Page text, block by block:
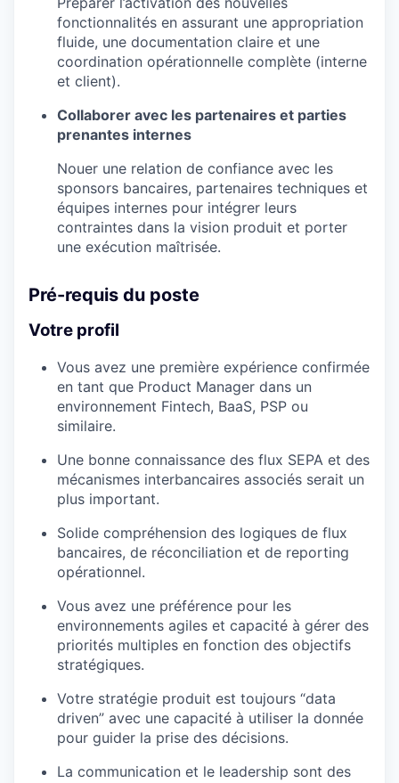
fonctionnalités en assurant une appropriation
fluide, une documentation claire et une
coordination opérationnelle complète (interne
et client).
Collaborer avec les partenaires et parties
prenantes internes
Nouer une relation de confiance avec les
sponsors bancaires, partenaires techniques et
équipes internes pour intégrer leurs
contraintes dans la vision produit et porter
une exécution maîtrisée.
Pré-requis du poste
Votre profil
Vous avez une première expérience confirmée
en tant que Product Manager dans un
environnement Fintech, BaaS, PSP ou
similaire.
Une bonne connaissance des flux SEPA et des
mécanismes interbancaires associés serait un
plus important.
Solide compréhension des logiques de flux
bancaires, de réconciliation et de reporting
opérationnel.
Vous avez une préférence pour les
environnements agiles et capacité à gérer des
priorités multiples en fonction des objectifs
stratégiques.
Votre stratégie produit est toujours “data
driven” avec une capacité à utiliser la donnée
pour guider la prise des décisions.
La communication et le leadership sont des